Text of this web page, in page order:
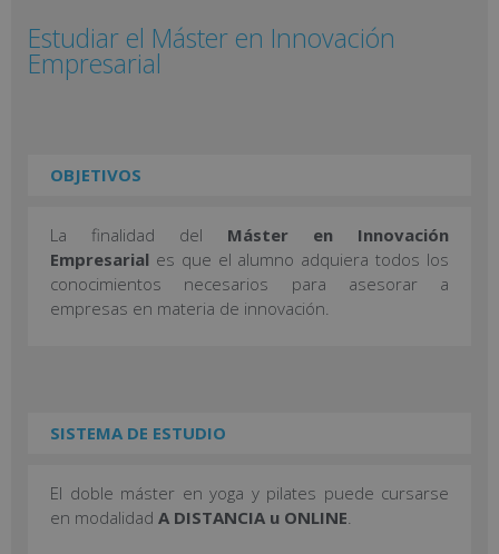
Estudiar el Máster en Innovación
Empresarial
OBJETIVOS
La finalidad del Máster en Innovación
Empresarial es que el alumno adquiera todos los
conocimientos necesarios para asesorar a
empresas en materia de innovación.
SISTEMA DE ESTUDIO
El doble máster en yoga y pilates puede cursarse
en modalidad A DISTANCIA u ONLINE.